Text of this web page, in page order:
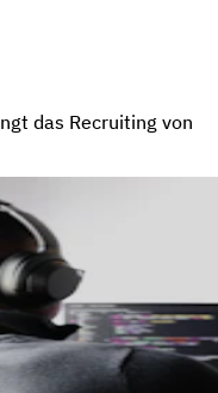
das Recruiting von